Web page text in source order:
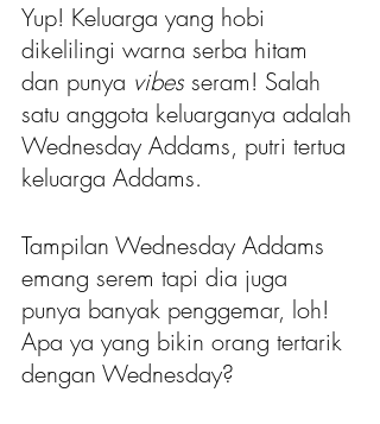
Yup! Keluarga yang hobi
dikelilingi warna serba hitam
dan punya vibes seram! Salah
satu anggota keluarganya adalah
Wednesday Addams, putri tertua
keluarga Addams.
Tampilan Wednesday Addams
emang serem tapi dia juga
punya banyak penggemar, loh!
Apa ya yang bikin orang tertarik
dengan Wednesday?